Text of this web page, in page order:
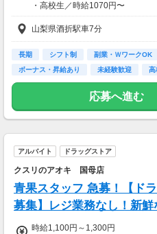
・高校生／時給1070円〜
・研修／給与変動なし
〜月収例〜
◆学校と両立！学生さん
(( 平日18:00〜21:00 ))
時給1100円×3h×月12日
時給1150円×5h×月 4日
⇒月収62,600円
(( 平日18:00〜21:00 ))
(( 土日12:00〜21:00 ))
時給1150円×8h×月8日
⇒月収106,600円
上記は一例です☆
山梨県酒折駅車7分
長期 シフト制 副業・ＷワークOK
ボーナス・昇給あり
未経験歓迎 高
応募へ進む
アルバイト ドラッグストア
クスリのアオキ 国母店
青果スタッフ 急募！【ド
募集】レジ業務なし！新
時給1,100円～1,300円